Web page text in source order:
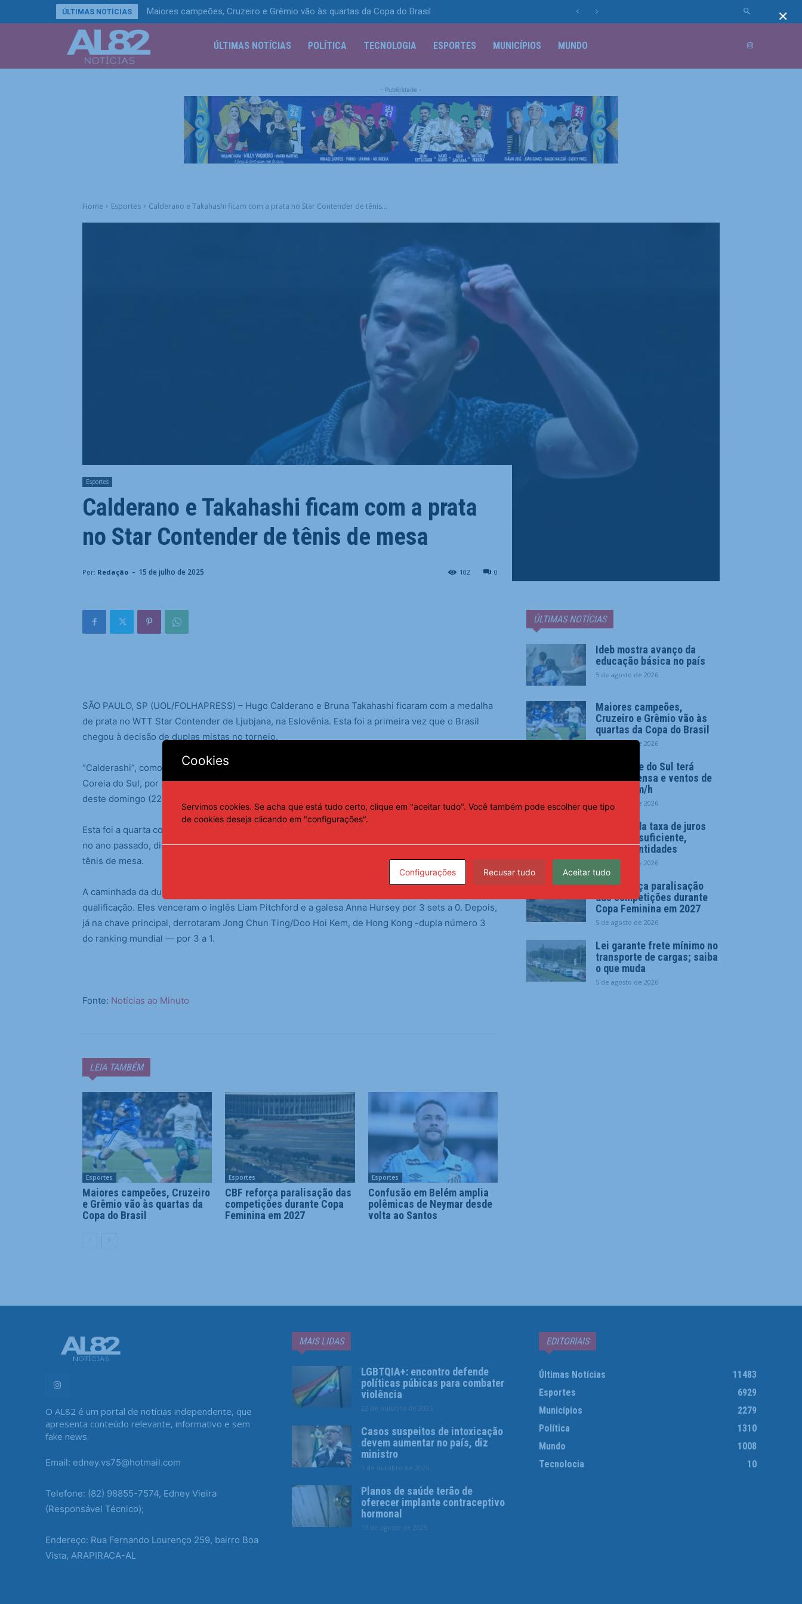
ÚLTIMAS NOTÍCIAS Maiores campeões, Cruzeiro e Grêmio vão às quartas da Copa do Brasil
ÚLTIMAS NOTÍCIAS POLÍTICA TECNOLOGIA ESPORTES MUNICÍPIOS MUNDO
- Publicidade -
Home Esportes Calderano e Takahashi ficam com a prata no Star Contender de tênis...
Esportes
Calderano e Takahashi ficam com a prata
no Star Contender de tênis de mesa
Por: Redação - 15 de julho de 2025 0
102
SÃO PAULO, SP (UOL/FOLHAPRESS) – Hugo Calderano e Bruna Takahashi ficaram com a medalha
de prata no WTT Star Contender de Ljubjana, na Eslovênia. Esta foi a primeira vez que o Brasil
chegou à decisão de duplas mistas no torneio.
“Calderashi”, como ficou conhecida a parceria, perdeu a final, para Lim Jonghoon e Shin Yubin, da
Coreia do Sul, por 3 sets a 0, com parciais de 12/10, 11/7 e 11/7. O duelo aconteceu na manhã
deste domingo (22).
Esta foi a quarta competição que Hugo Calderano e Bruna Takahashi, que anunciaram o namoro
no ano passado, disputaram juntos. Em outubro, eles ficaram com a prata no Pan-Americano de
tênis de mesa.
A caminhada da dupla brasileira no WTT Star Contender Ljubjana começou ainda na fase de
qualificação. Eles venceram o inglês Liam Pitchford e a galesa Anna Hursey por 3 sets a 0. Depois,
já na chave principal, derrotaram Jong Chun Ting/Doo Hoi Kem, de Hong Kong -dupla número 3
do ranking mundial — por 3 a 1.
Fonte: Notícias ao Minuto
LEIA TAMBÉM
Esportes
Maiores campeões, Cruzeiro
e Grêmio vão às quartas da
Copa do Brasil
Esportes
CBF reforça paralisação das
competições durante Copa
Feminina em 2027
Esportes
Confusão em Belém amplia
polêmicas de Neymar desde
volta ao Santos
ÚLTIMAS NOTÍCIAS
Ideb mostra avanço da
educação básica no país
5 de agosto de 2026
Maiores campeões,
Cruzeiro e Grêmio vão às
quartas da Copa do Brasil
5 de agosto de 2026
Rio Grande do Sul terá
chuva intensa e ventos de
até 100 km/h
5 de agosto de 2026
Redução da taxa de juros
ainda é insuficiente,
avaliam entidades
5 de agosto de 2026
CBF reforça paralisação
das competições durante
Copa Feminina em 2027
5 de agosto de 2026
Lei garante frete mínimo no
transporte de cargas; saiba
o que muda
5 de agosto de 2026
O AL82 é um portal de notícias independente, que
apresenta conteúdo relevante, informativo e sem
fake news.
Email: edney.vs75@hotmail.com
Telefone: (82) 98855-7574, Edney Vieira
(Responsável Técnico);
Endereço: Rua Fernando Lourenço 259, bairro Boa
Vista, ARAPIRACA-AL
MAIS LIDAS
LGBTQIA+: encontro defende
políticas púbicas para combater
violência
22 de outubro de 2025
Casos suspeitos de intoxicação
devem aumentar no país, diz
ministro
1 de outubro de 2025
Planos de saúde terão de
oferecer implante contraceptivo
hormonal
13 de agosto de 2025
EDITORIAIS
Últimas Notícias
11483
Esportes
6929
Municípios
2279
Política
1310
Mundo
1008
Tecnolocia
10
×
Cookies
Servimos cookies. Se acha que está tudo certo, clique em "aceitar tudo". Você também pode escolher que tipo
de cookies deseja clicando em "configurações".
Configurações Recusar tudo Aceitar tudo